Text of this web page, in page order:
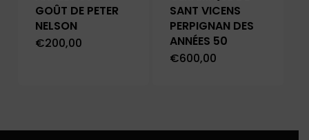
GOÛT DE PETER
NELSON
€200,00
SANT VICENS
PERPIGNAN DES
ANNÉES 50
€600,00